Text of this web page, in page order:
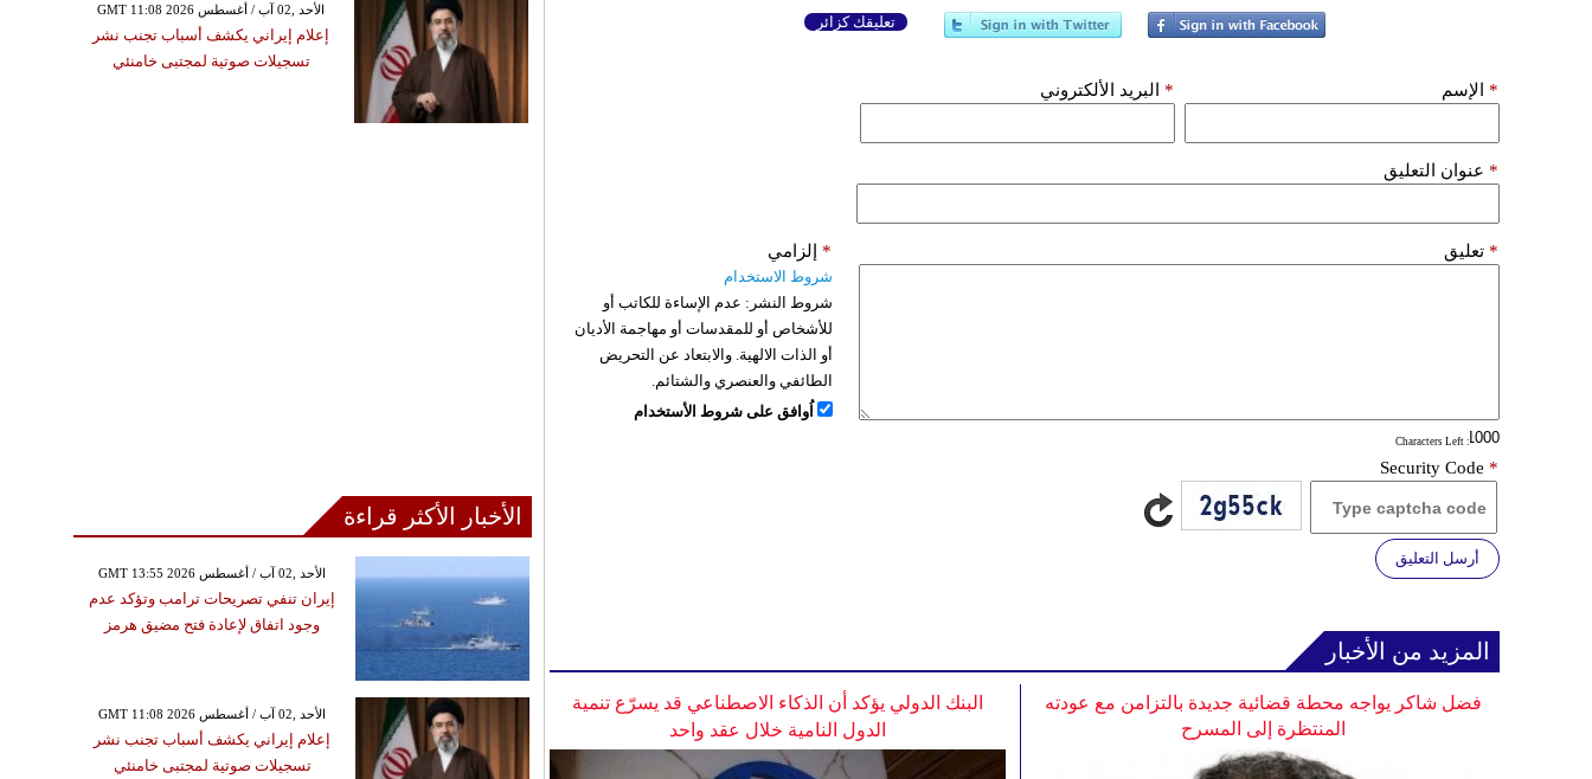
تعليقك كزائر
الإسم * البريد الألكتروني *
عنوان التعليق *
تعليق *
: Characters Left
إلزامي *
شروط الاستخدام
شروط النشر: عدم الإساءة للكاتب أو
للأشخاص أو للمقدسات أو مهاجمة الأديان
أو الذات الالهية. والابتعاد عن التحريض
الطائفي والعنصري والشتائم.
اُوافق على شروط الأستخدام
Security Code *
أرسل التعليق
المزيد من الأخبار
البنك الدولي يؤكد أن الذكاء الاصطناعي قد يسرّع تنمية
الدول النامية خلال عقد واحد
فضل شاكر يواجه محطة قضائية جديدة بالتزامن مع عودته
المنتظرة إلى المسرح
GMT 11:08 2026 الأحد ,02 آب / أغسطس
إعلام إيراني يكشف أسباب تجنب نشر
تسجيلات صوتية لمجتبى خامنئي
الأخبار الأكثر قراءة
GMT 13:55 2026 الأحد ,02 آب / أغسطس
إيران تنفي تصريحات ترامب وتؤكد عدم
وجود اتفاق لإعادة فتح مضيق هرمز
GMT 11:08 2026 الأحد ,02 آب / أغسطس
إعلام إيراني يكشف أسباب تجنب نشر
تسجيلات صوتية لمجتبى خامنئي